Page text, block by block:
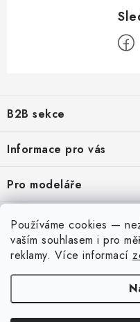
Používáme cookies —
vaším souhlasem i pro
reklamy. Více informací
p
a
B2B sekce
poskytování odpovídajících
REGISTRACE
Informace pro vás
Moje objednávka
Kontakty
Doprava a platba
Podmínky ochrany osobních
Pro modeláře
Modelářský slovník Art Scale
Osobní odběr v Liberci
Můj účet
Přihlásit se
Registrace
Historie objednávek